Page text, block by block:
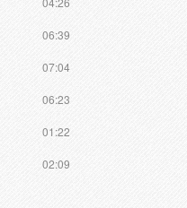
06:39
07:04
06:23
01:22
02:09